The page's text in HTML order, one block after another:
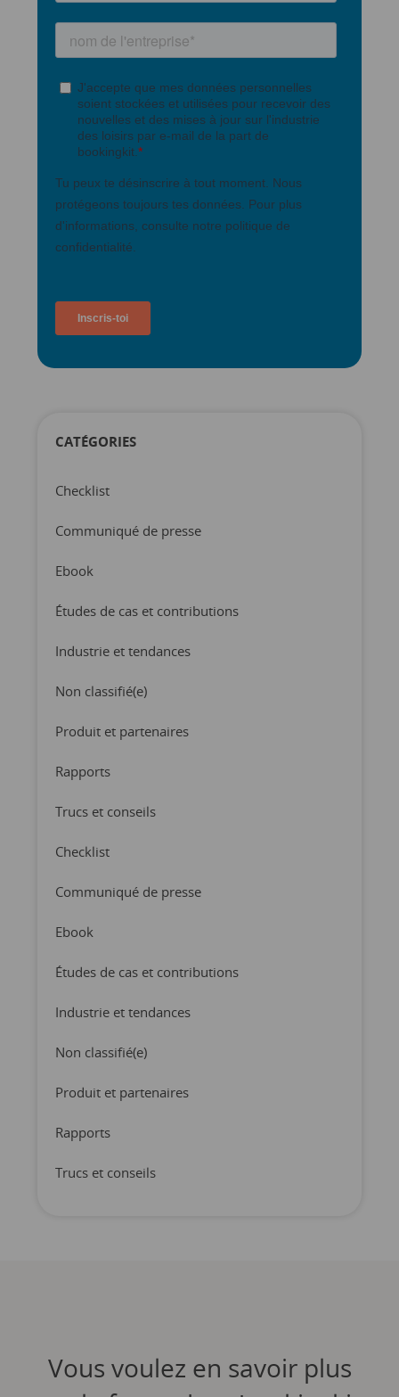
CATÉGORIES
Checklist
Communiqué de presse
Ebook
Études de cas et contributions
Industrie et tendances
Non classifié(e)
Produit et partenaires
Rapports
Trucs et conseils
Checklist
Communiqué de presse
Ebook
Études de cas et contributions
Industrie et tendances
Non classifié(e)
Produit et partenaires
Rapports
Trucs et conseils
Vous voulez en savoir plus